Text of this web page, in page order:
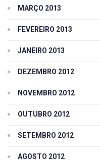
MARÇO 2013
FEVEREIRO 2013
JANEIRO 2013
DEZEMBRO 2012
NOVEMBRO 2012
OUTUBRO 2012
SETEMBRO 2012
AGOSTO 2012